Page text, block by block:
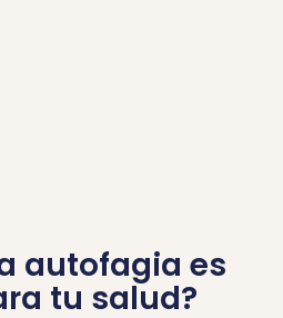
autofagia es
tu salud?